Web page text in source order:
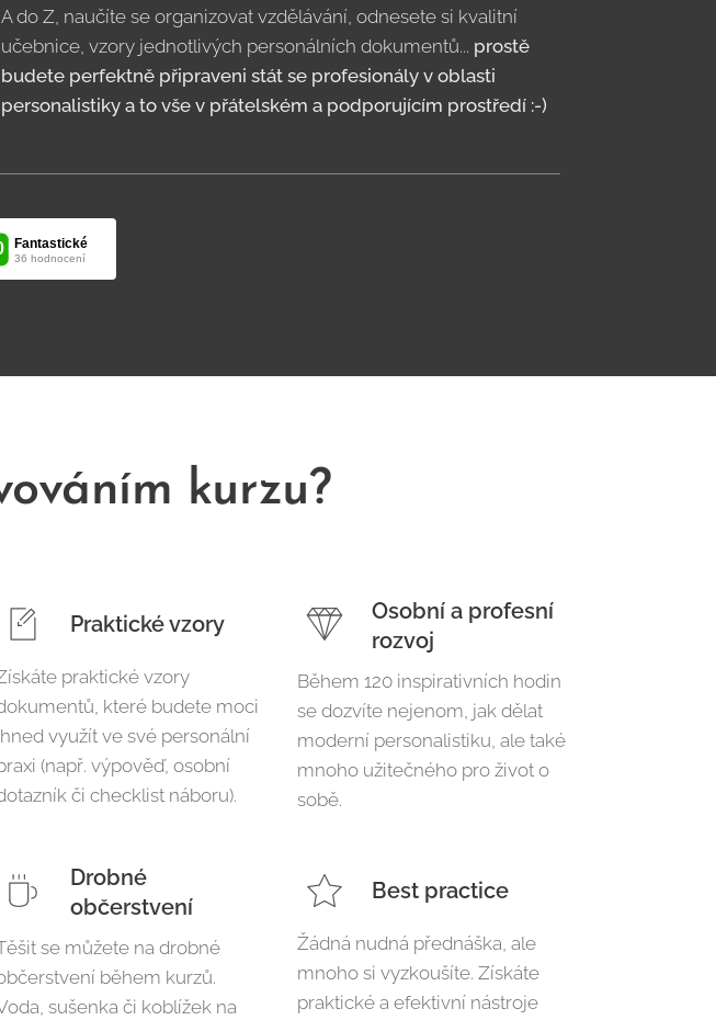
A do Z, naučíte se organizovat vzdělávání, odnesete si kvalitní
učebnice, vzory jednotlivých personálních dokumentů... prostě
budete perfektně připraveni stát se profesionály v oblasti
personalistiky a to vše v přátelském a podporujícím prostředí :-)
kurzu?
Praktické vzory
praktické vzory
které budete moci
využít ve své personální
(např. výpověď, osobní
či checklist náboru).
Osobní a profesní
rozvoj
Během 120 inspirativních hodin
se dozvíte nejenom, jak dělat
moderní personalistiku, ale také
mnoho užitečného pro život o
sobě.
Drobné
občerstvení
se můžete na drobné
během kurzů.
sušenka či koblížek na
Best practice
Žádná nudná přednáška, ale
mnoho si vyzkoušíte. Získáte
praktické a efektivní nástroje